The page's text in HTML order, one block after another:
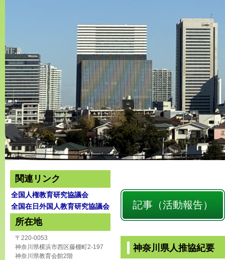
関連リンク
全国人権教育研究協議会
全国在日外国人教育研究協議会
所在地
〒220-0053
神奈川県横浜市西区藤棚町2-197
神奈川県教育会館2階
記事（活動報告）
神奈川県人推協紀要